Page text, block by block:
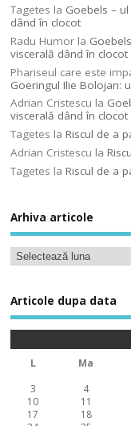
Tagetes la Goebels –
dând în clocot
Radu Humor la
viscerală dând în clocot
Phariseul care este
Goeringul Ilie Bolojan:
Adrian Cristescu la
viscerală dând în clocot
Tagetes laRiscul de a
Adrian Cristescu la
Tagetes laRiscul de a
Arhiva articole
Articole dupa data
L Ma
3
4
10
11
17
18